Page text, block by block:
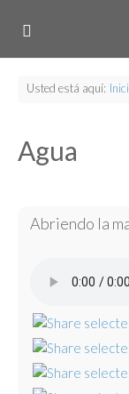
Usted está aquí:
Agua
Abriendo la